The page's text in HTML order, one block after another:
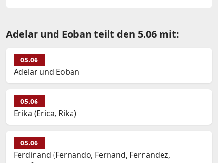
Adelar und Eoban teilt den 5.06 mit:
05.06
Adelar und Eoban
05.06
Erika (Erica, Rika)
05.06
Ferdinand (Fernando, Fernand, Fernandez,